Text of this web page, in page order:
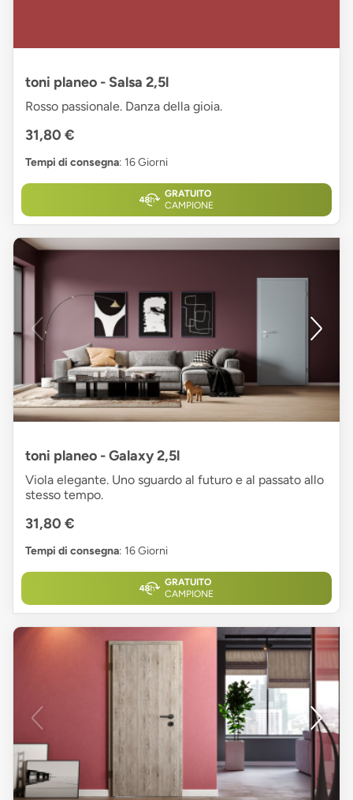
toni planeo - Salsa 2,5l
Rosso passionale. Danza della gioia.
31,80 €
Tempi di consegna: 16 Giorni
GRATUITO
CAMPIONE
toni planeo - Galaxy 2,5l
Viola elegante. Uno sguardo al futuro e al passato allo
stesso tempo.
31,80 €
Tempi di consegna: 16 Giorni
GRATUITO
CAMPIONE